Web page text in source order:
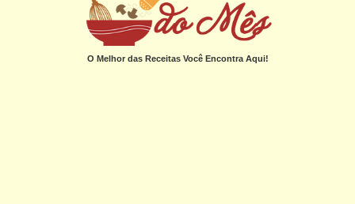
O Melhor das Receitas Você Encontra Aqui!